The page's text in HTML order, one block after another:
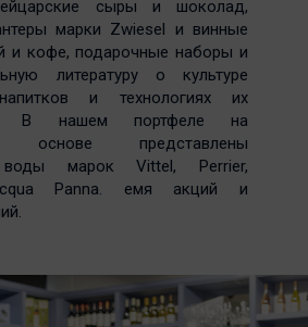
сыры и шоколад,
марки Zwiesel и винные
и кофе, подарочные наборы и
литературу о культуре
и технологиях их
В нашем портфеле на
основе представлены
воды марок Vittel, Perrier,
Panna. емя акций и